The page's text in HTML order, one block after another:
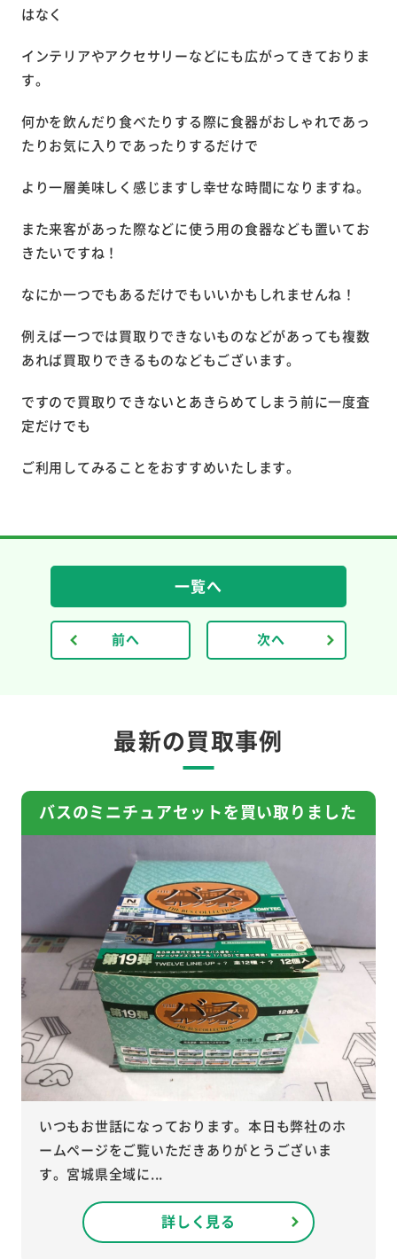
はなく
インテリアやアクセサリーなどにも広がってきておりま
す。
何かを飲んだり食べたりする際に食器がおしゃれであっ
たりお気に入りであったりするだけで
より一層美味しく感じますし幸せな時間になりますね。
また来客があった際などに使う用の食器なども置いてお
きたいですね！
なにか一つでもあるだけでもいいかもしれませんね！
例えば一つでは買取りできないものなどがあっても複数
あれば買取りできるものなどもございます。
ですので買取りできないとあきらめてしまう前に一度査
定だけでも
ご利用してみることをおすすめいたします。
前へ
一覧へ
次へ
最新の買取事例
バスのミニチュアセットを買い取りました
いつもお世話になっております。本日も弊社のホ
ームページをご覧いただきありがとうございま
す。宮城県全域に...
詳しく見る